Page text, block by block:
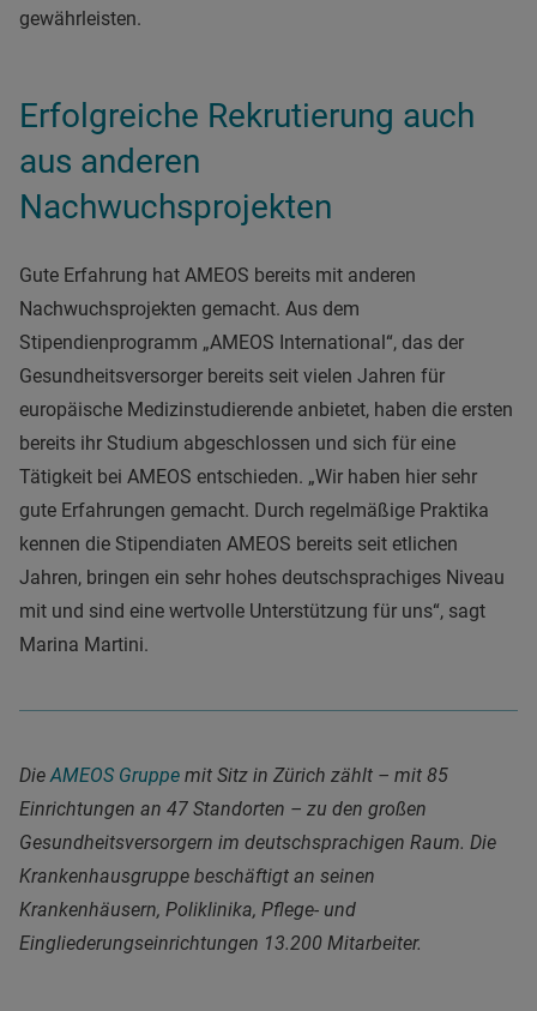
gewährleisten.
Erfolgreiche Rekrutierung auch
aus anderen
Nachwuchsprojekten
Gute Erfahrung hat AMEOS bereits mit anderen
Nachwuchsprojekten gemacht. Aus dem
Stipendienprogramm „AMEOS International“, das der
Gesundheitsversorger bereits seit vielen Jahren für
europäische Medizinstudierende anbietet, haben die ersten
bereits ihr Studium abgeschlossen und sich für eine
Tätigkeit bei AMEOS entschieden. „Wir haben hier sehr
gute Erfahrungen gemacht. Durch regelmäßige Praktika
kennen die Stipendiaten AMEOS bereits seit etlichen
Jahren, bringen ein sehr hohes deutschsprachiges Niveau
mit und sind eine wertvolle Unterstützung für uns“, sagt
Marina Martini.
DieAMEOS Gruppe mit Sitz in Zürich zählt – mit 85
Einrichtungen an 47 Standorten – zu den großen
Gesundheitsversorgern im deutschsprachigen Raum. Die
Krankenhausgruppe beschäftigt an seinen
Krankenhäusern, Poliklinika, Pflege- und
Eingliederungseinrichtungen 13.200 Mitarbeiter.